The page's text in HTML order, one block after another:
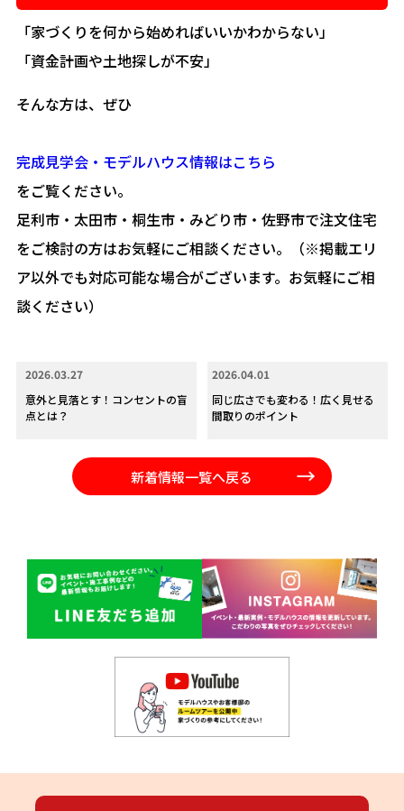
「家づくりを何から始めればいいかわからない」
「資金計画や土地探しが不安」
そんな方は、ぜひ
完成見学会・モデルハウス情報はこちら
をご覧ください。
足利市・太田市・桐生市・みどり市・佐野市で注文住宅
をご検討の方はお気軽にご相談ください。（※掲載エリ
ア以外でも対応可能な場合がございます。お気軽にご相
談ください）
2026.03.27
意外と見落とす！コンセントの盲
点とは？
2026.04.01
同じ広さでも変わる！広く見せる
間取りのポイント
新着情報一覧へ戻る